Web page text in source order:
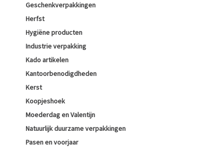
Geschenkverpakkingen
Herfst
Hygiëne producten
Industrie verpakking
Kado artikelen
Kantoorbenodigdheden
Kerst
Koopjeshoek
Moederdag en Valentijn
Natuurlijk duurzame verpakkingen
Pasen en voorjaar